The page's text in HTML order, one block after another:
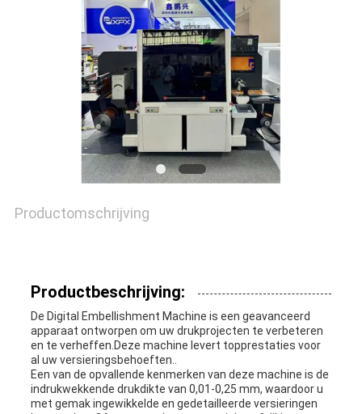
NIEUWS
GEVALLEN
SITEMAP
PRIVACYBELEID
Productomschrijving
Productbeschrijving:
De Digital Embellishment Machine is een geavanceerd
apparaat ontworpen om uw drukprojecten te verbeteren
en te verheffen.Deze machine levert topprestaties voor
al uw versieringsbehoeften..
Een van de opvallende kenmerken van deze machine is de
indrukwekkende drukdikte van 0,01-0,25 mm, waardoor u
met gemak ingewikkelde en gedetailleerde versieringen